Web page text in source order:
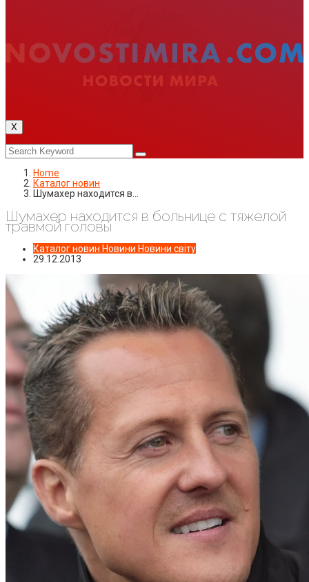
X
Home
Каталог новин
Шумахер находится в…
Шумахер находится в больнице с тяжелой
травмой головы
Каталог новин Новини Новини світу
29.12.2013